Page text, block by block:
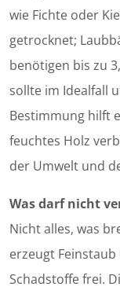
wie Fichte oder
getrocknet;
benötigen bis zu
sollte im Idealfall
Bestimmung hilft
feuchtes Holz
der Umwelt und
Was darf nicht
Nicht alles, was
erzeugt
Schadstoffe frei.